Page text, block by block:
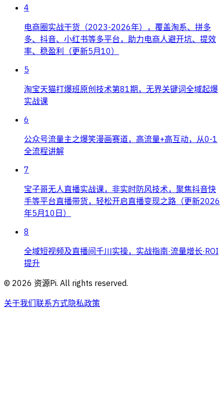
4
电商圈实战干货（2023-2026年），覆盖淘系、拼多
多、抖音、小红书等多平台，助力电商人避开坑、提效
率、稳盈利（更新5月10）
5
淘宝天猫打爆班原创技术第81期，无界关键词全域起爆
实战课
6
公众号流量主之爆笑漫画赛道，高流量+高互动，从0-1
全流程讲解
7
宝子哥无人直播实战课，非实时防风技术，聚焦抖音快
手等平台直播带货，轻松开启直播变现之路（更新2026
年5月10日）
8
全域短视频及直播间千川实操，实战指南·流量增长·ROI
提升
© 2026 资源Pi. All rights reserved.
关于我们联系方式隐私政策